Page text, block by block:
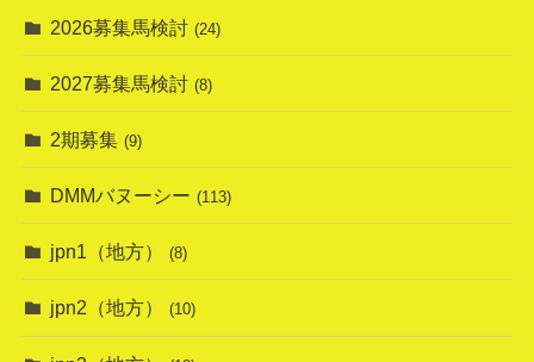
2026募集馬検討 (24)
2027募集馬検討 (8)
2期募集 (9)
DMMバヌーシー (113)
jpn1（地方） (8)
jpn2（地方） (10)